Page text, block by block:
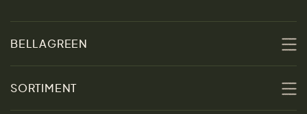
BELLAGREEN
SORTIMENT